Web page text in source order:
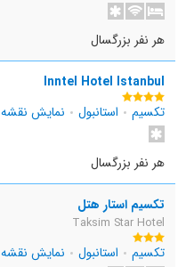
هر نفر بزرگسال
Inntel Hotel Istanbul
تکسیم
استانبول نمایش نقشه
هر نفر بزرگسال
تکسیم استار هتل
Taksim Star Hotel
تکسیم استانبول نمایش نقشه